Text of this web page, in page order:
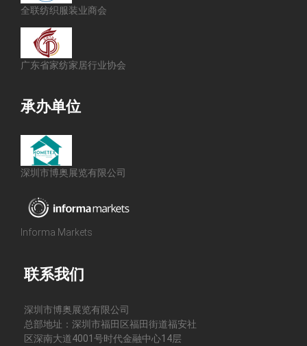
全联纺织服装业商会
广东省家纺家居行业协会
承办单位
深圳市博奥展览有限公司
Informa Markets
联系我们
深圳市博奥展览有限公司
总部地址：深圳市福田区福田街道福安社
区深南大道4001号时代金融中心14层